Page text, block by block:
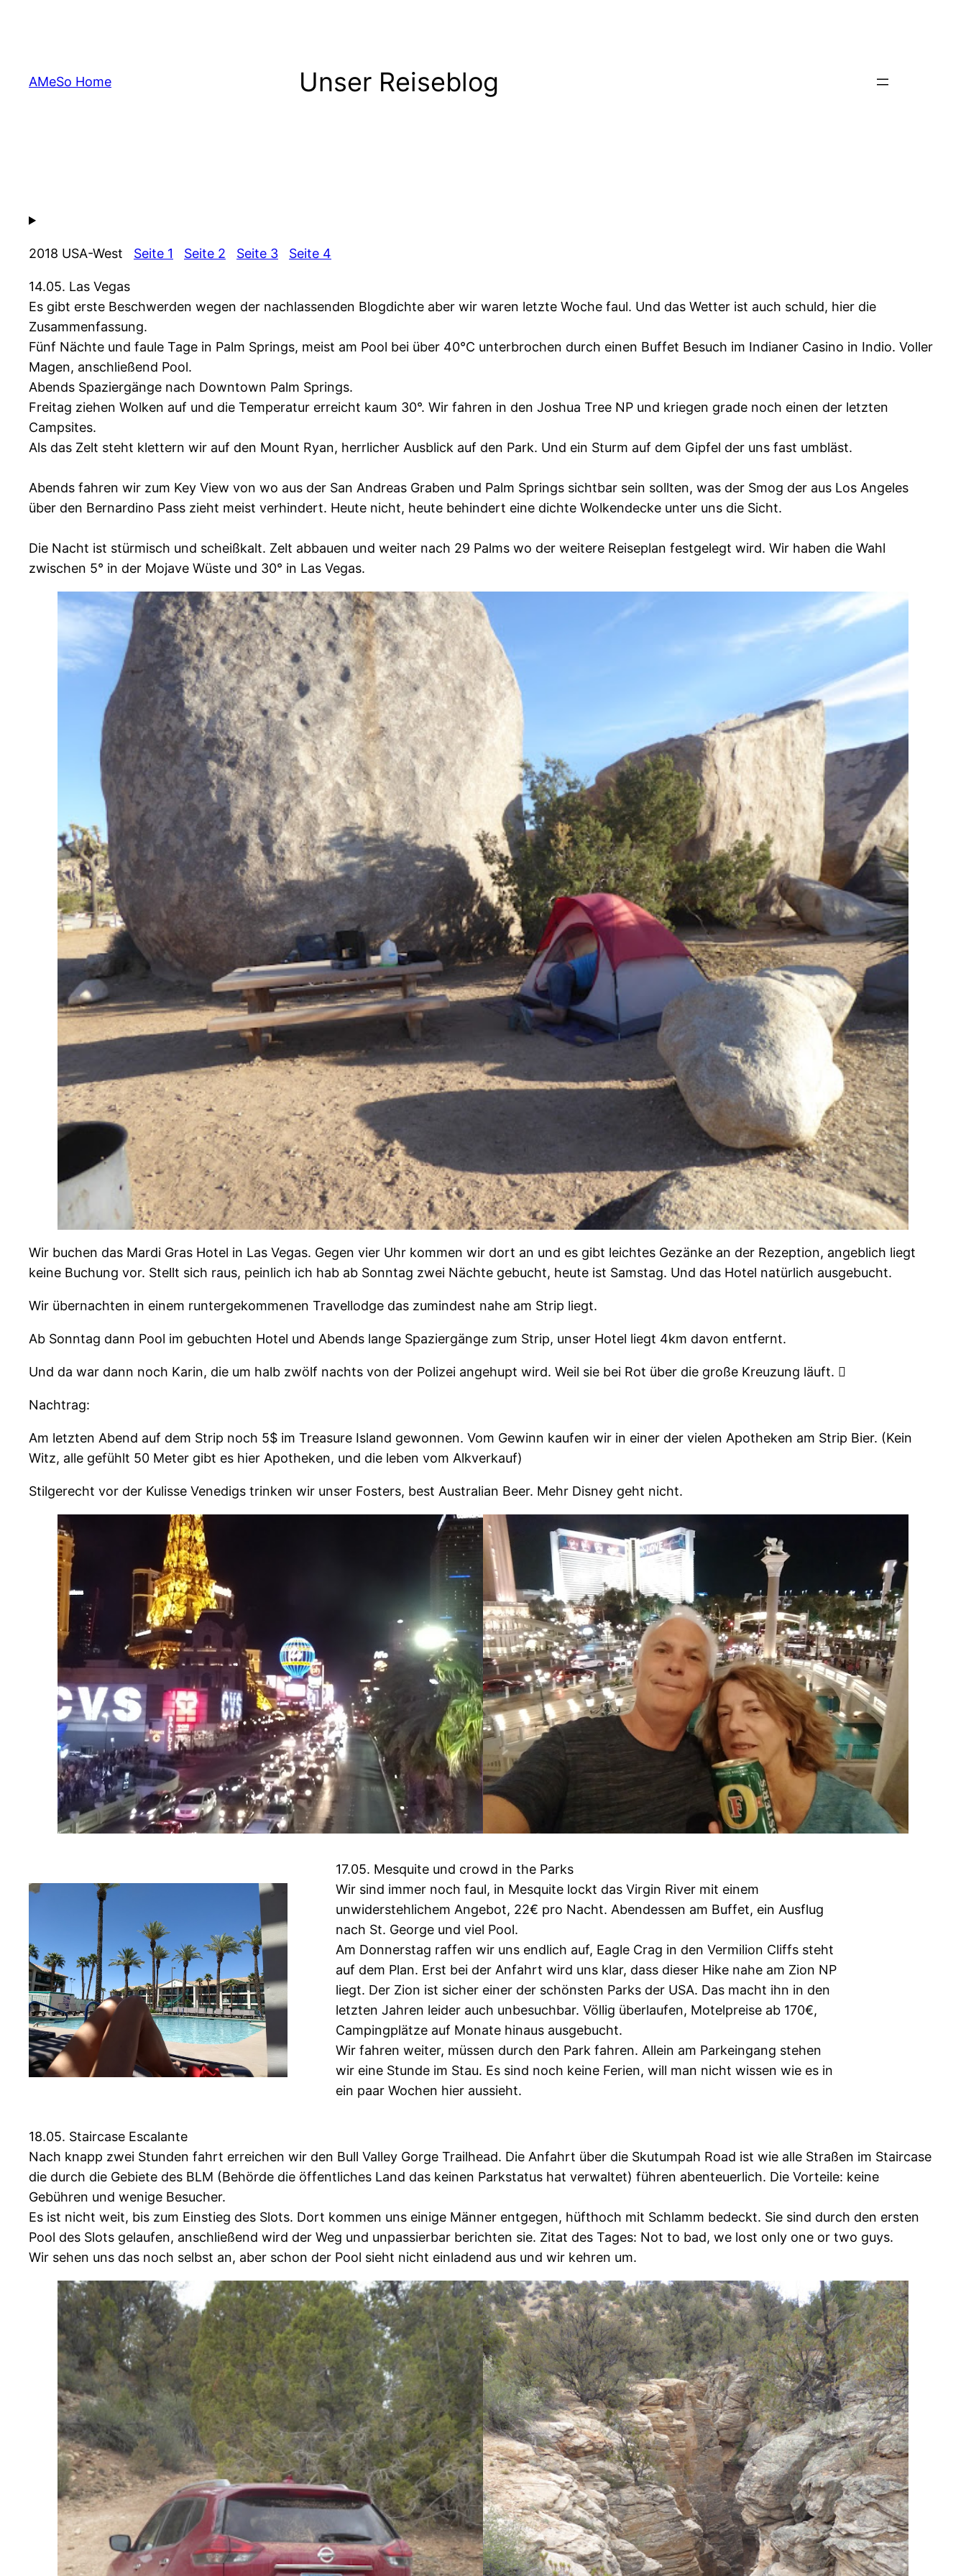
AMeSo Home
Unser Reiseblog
2018 USA-West Seite 1 Seite 2 Seite 3 Seite 4
14.05. Las Vegas
Es gibt erste Beschwerden wegen der nachlassenden Blogdichte aber wir waren letzte Woche faul. Und das Wetter ist auch schuld, hier die
Zusammenfassung.
Fünf Nächte und faule Tage in Palm Springs, meist am Pool bei über 40°C unterbrochen durch einen Buffet Besuch im Indianer Casino in Indio. Voller
Magen, anschließend Pool.
Abends Spaziergänge nach Downtown Palm Springs.
Freitag ziehen Wolken auf und die Temperatur erreicht kaum 30°. Wir fahren in den Joshua Tree NP und kriegen grade noch einen der letzten
Campsites.
Als das Zelt steht klettern wir auf den Mount Ryan, herrlicher Ausblick auf den Park. Und ein Sturm auf dem Gipfel der uns fast umbläst.
Abends fahren wir zum Key View von wo aus der San Andreas Graben und Palm Springs sichtbar sein sollten, was der Smog der aus Los Angeles
über den Bernardino Pass zieht meist verhindert. Heute nicht, heute behindert eine dichte Wolkendecke unter uns die Sicht.
Die Nacht ist stürmisch und scheißkalt. Zelt abbauen und weiter nach 29 Palms wo der weitere Reiseplan festgelegt wird. Wir haben die Wahl
zwischen 5° in der Mojave Wüste und 30° in Las Vegas.
Wir buchen das Mardi Gras Hotel in Las Vegas. Gegen vier Uhr kommen wir dort an und es gibt leichtes Gezänke an der Rezeption, angeblich liegt
keine Buchung vor. Stellt sich raus, peinlich ich hab ab Sonntag zwei Nächte gebucht, heute ist Samstag. Und das Hotel natürlich ausgebucht.
Wir übernachten in einem runtergekommenen Travellodge das zumindest nahe am Strip liegt.
Ab Sonntag dann Pool im gebuchten Hotel und Abends lange Spaziergänge zum Strip, unser Hotel liegt 4km davon entfernt.
Und da war dann noch Karin, die um halb zwölf nachts von der Polizei angehupt wird. Weil sie bei Rot über die große Kreuzung läuft. 
Nachtrag:
Am letzten Abend auf dem Strip noch 5$ im Treasure Island gewonnen. Vom Gewinn kaufen wir in einer der vielen Apotheken am Strip Bier. (Kein
Witz, alle gefühlt 50 Meter gibt es hier Apotheken, und die leben vom Alkverkauf)
Stilgerecht vor der Kulisse Venedigs trinken wir unser Fosters, best Australian Beer. Mehr Disney geht nicht.
17.05. Mesquite und crowd in the Parks
Wir sind immer noch faul, in Mesquite lockt das Virgin River mit einem
unwiderstehlichem Angebot, 22€ pro Nacht. Abendessen am Buffet, ein Ausflug
nach St. George und viel Pool.
Am Donnerstag raffen wir uns endlich auf, Eagle Crag in den Vermilion Cliffs steht
auf dem Plan. Erst bei der Anfahrt wird uns klar, dass dieser Hike nahe am Zion NP
liegt. Der Zion ist sicher einer der schönsten Parks der USA. Das macht ihn in den
letzten Jahren leider auch unbesuchbar. Völlig überlaufen, Motelpreise ab 170€,
Campingplätze auf Monate hinaus ausgebucht.
Wir fahren weiter, müssen durch den Park fahren. Allein am Parkeingang stehen
wir eine Stunde im Stau. Es sind noch keine Ferien, will man nicht wissen wie es in
ein paar Wochen hier aussieht.
18.05. Staircase Escalante
Nach knapp zwei Stunden fahrt erreichen wir den Bull Valley Gorge Trailhead. Die Anfahrt über die Skutumpah Road ist wie alle Straßen im Staircase
die durch die Gebiete des BLM (Behörde die öffentliches Land das keinen Parkstatus hat verwaltet) führen abenteuerlich. Die Vorteile: keine
Gebühren und wenige Besucher.
Es ist nicht weit, bis zum Einstieg des Slots. Dort kommen uns einige Männer entgegen, hüfthoch mit Schlamm bedeckt. Sie sind durch den ersten
Pool des Slots gelaufen, anschließend wird der Weg und unpassierbar berichten sie. Zitat des Tages: Not to bad, we lost only one or two guys.
Wir sehen uns das noch selbst an, aber schon der Pool sieht nicht einladend aus und wir kehren um.